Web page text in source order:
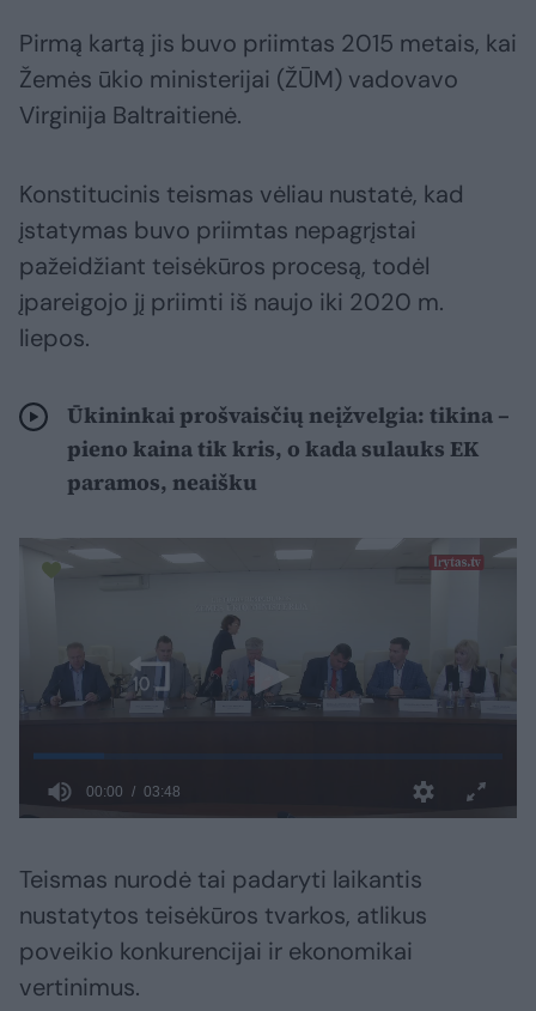
Pirmą kartą jis buvo priimtas 2015 metais, kai
Žemės ūkio ministerijai (ŽŪM) vadovavo
Virginija Baltraitienė.
Konstitucinis teismas vėliau nustatė, kad
įstatymas buvo priimtas nepagrįstai
pažeidžiant teisėkūros procesą, todėl
įpareigojo jį priimti iš naujo iki 2020 m.
liepos.
Ūkininkai prošvaisčių neįžvelgia: tikina –
pieno kaina tik kris, o kada sulauks EK
paramos, neaišku
Teismas nurodė tai padaryti laikantis
nustatytos teisėkūros tvarkos, atlikus
poveikio konkurencijai ir ekonomikai
vertinimus.